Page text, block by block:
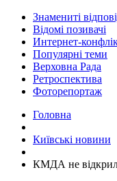
Знамениті
Відомі позивачі
Интернет-
Популярні теми
Верховна Рада
Ретроспектива
Фоторепортаж
Головна
Київські новини
КМДА не